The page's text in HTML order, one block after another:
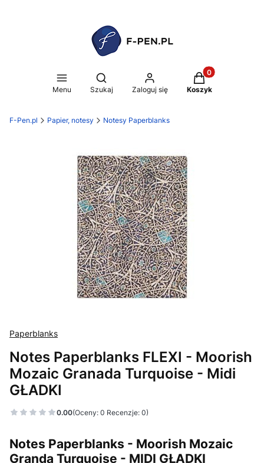
Menu
Otwórz wyszukiwarkę
Szukaj Zaloguj się
Produkty w
Koszyk
F-Pen.pl Papier, notesy Notesy Paperblanks
Paperblanks
Notes Paperblanks FLEXI - Moorish
Mozaic Granada Turquoise - Midi
GŁADKI
0.00(Oceny: 0 Recenzje: 0)
Notes Paperblanks - Moorish Mozaic
Granda Turquoise - MIDI GŁADKI